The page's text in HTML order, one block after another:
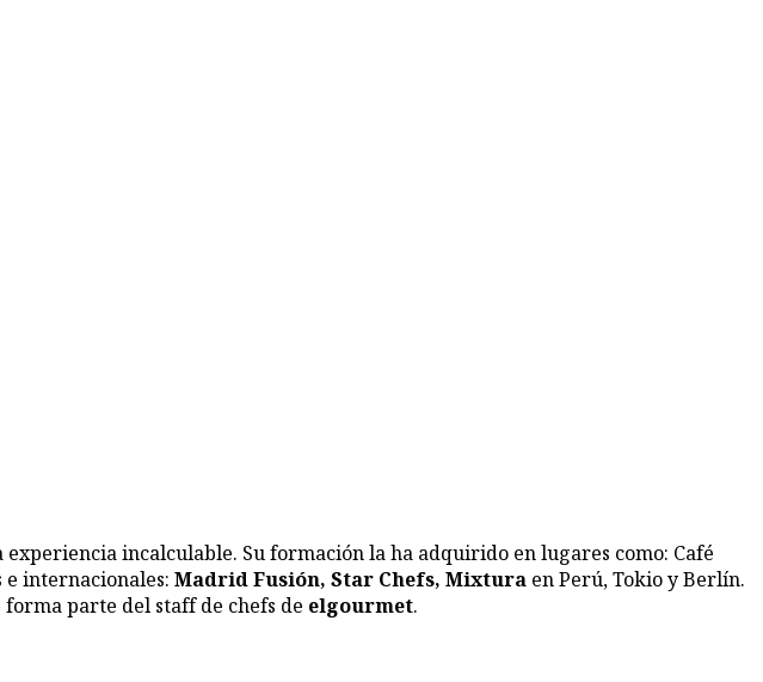
incalculable. Su formación la ha adquirido en lugares como: Café
e internacionales: Madrid Fusión, Star Chefs, Mixtura en Perú, Tokio y Berlín.
forma parte del staff de chefs de elgourmet.